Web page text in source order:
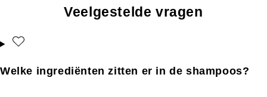
Veelgestelde vragen
Welke ingrediënten zitten er in de shampoos?